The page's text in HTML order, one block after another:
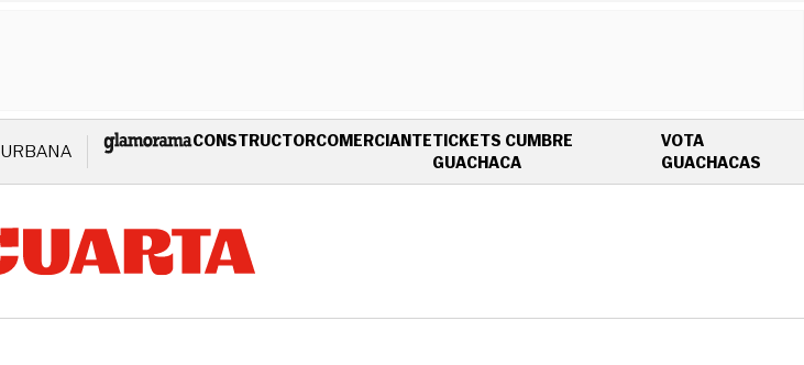
URBANA CONSTRUCTORCOMERCIANTETICKETS CUMBRE
GUACHACAOPENS IN NEW WINDOW
VOTA
GUACHACAS